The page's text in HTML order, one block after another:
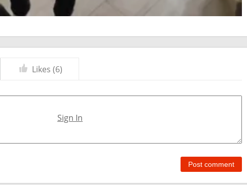
Likes (6)
Sign In
Post comment